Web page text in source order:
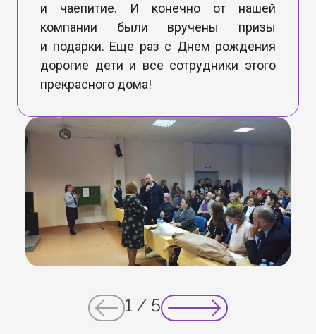
и чаепитие. И конечно от нашей
компании были вручены призы
и подарки. Еще раз с Днем рождения
дорогие дети и все сотрудники этого
прекрасного дома!
1 / 5